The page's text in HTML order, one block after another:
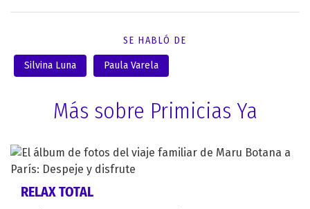
SE HABLÓ DE
Silvina Luna Paula Varela
Más sobre Primicias Ya
RELAX TOTAL